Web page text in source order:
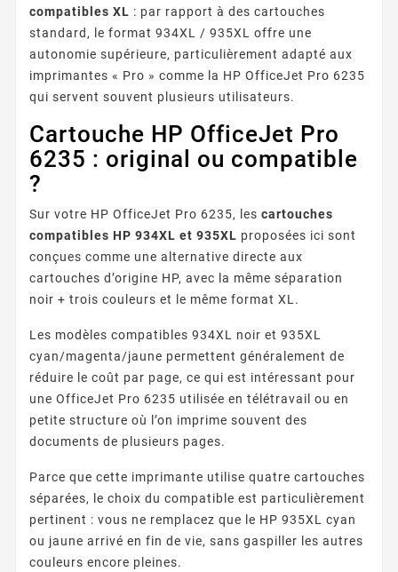
compatibles XL : par rapport à des cartouches
standard, le format 934XL / 935XL offre une
autonomie supérieure, particulièrement adapté aux
imprimantes « Pro » comme la HP OfficeJet Pro 6235
qui servent souvent plusieurs utilisateurs.
Cartouche HP OfficeJet Pro
6235 : original ou compatible
?
Sur votre HP OfficeJet Pro 6235, les cartouches
compatibles HP 934XL et 935XL proposées ici sont
conçues comme une alternative directe aux
cartouches d’origine HP, avec la même séparation
noir + trois couleurs et le même format XL.
Les modèles compatibles 934XL noir et 935XL
cyan/magenta/jaune permettent généralement de
réduire le coût par page, ce qui est intéressant pour
une OfficeJet Pro 6235 utilisée en télétravail ou en
petite structure où l’on imprime souvent des
documents de plusieurs pages.
Parce que cette imprimante utilise quatre cartouches
séparées, le choix du compatible est particulièrement
pertinent : vous ne remplacez que le HP 935XL cyan
ou jaune arrivé en fin de vie, sans gaspiller les autres
couleurs encore pleines.